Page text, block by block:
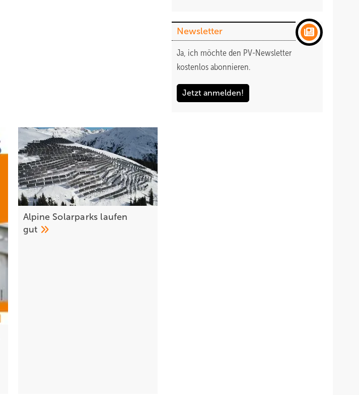
Alpine Solarparks laufen
gut
Newsletter
Ja, ich möchte den PV-Newsletter
kostenlos abonnieren.
Jetzt anmelden!